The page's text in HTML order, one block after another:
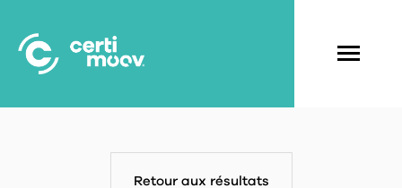
contenu
principal
Retour aux résultats